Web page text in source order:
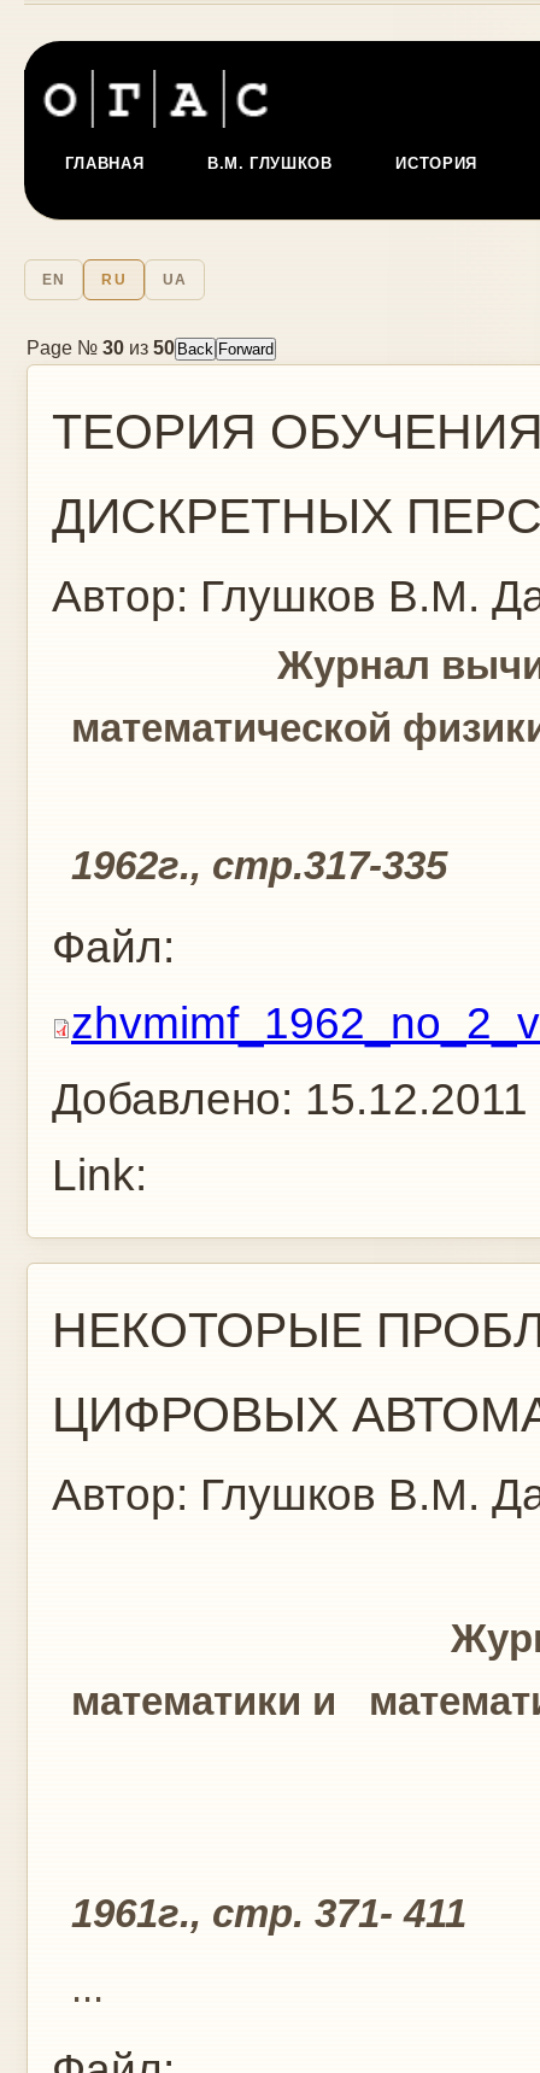
ГЛАВНАЯ В.М. ГЛУШКОВ ИСТОРИЯ
EN RU UA
Page № 30 из 50
ТЕОРИЯ
ДИСКРЕТНЫХ
Автор: Глушков В.М.
Журнал
математической
1962г., стр.317-335
Файл:
Добавлено: 15.12.2011
Link:
НЕКОТОРЫЕ
ЦИФРОВЫХ
Автор: Глушков В.М.
Журнал
математики и
1961г., стр. 371- 411
...